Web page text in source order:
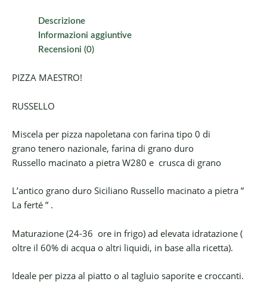
Descrizione
Informazioni aggiuntive
Recensioni (0)
PIZZA MAESTRO!
RUSSELLO
Miscela per pizza napoletana con farina tipo 0 di
grano tenero nazionale, farina di grano duro
Russello macinato a pietra W280 e crusca di grano
L’antico grano duro Siciliano Russello macinato a pietra ”
La ferté ” .
Maturazione (24-36 ore in frigo) ad elevata idratazione (
oltre il 60% di acqua o altri liquidi, in base alla ricetta).
Ideale per pizza al piatto o al tagluio saporite e croccanti.